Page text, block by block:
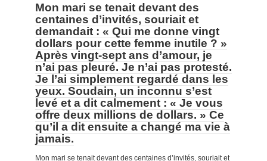
Mon mari se tenait devant des
centaines d’invités, souriait et
demandait : « Qui me donne vingt
dollars pour cette femme inutile ? »
Après vingt-sept ans d’amour, je
n’ai pas pleuré. Je n’ai pas protesté.
Je l’ai simplement regardé dans les
yeux. Soudain, un inconnu s’est
levé et a dit calmement : « Je vous
offre deux millions de dollars. » Ce
qu’il a dit ensuite a changé ma vie à
jamais.
Mon mari se tenait devant des centaines d’invités, souriait et